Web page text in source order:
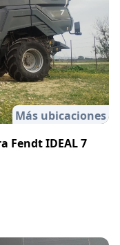
Más ubicaciones